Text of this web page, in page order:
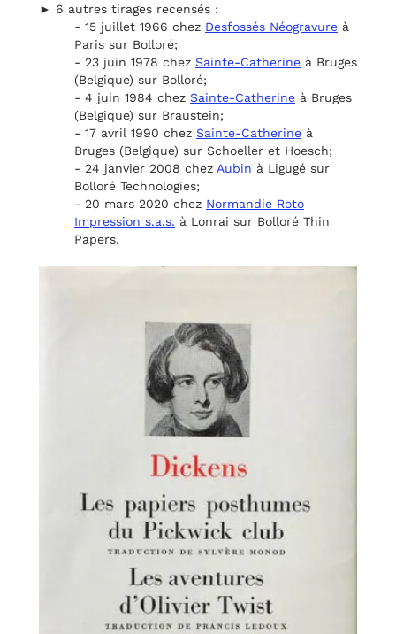
► 6 autres tirages recensés :
- 15 juillet 1966 chez Desfossés Néogravure à
Paris sur Bolloré;
- 23 juin 1978 chez Sainte-Catherine à Bruges
(Belgique) sur Bolloré;
- 4 juin 1984 chez Sainte-Catherine à Bruges
(Belgique) sur Braustein;
- 17 avril 1990 chez Sainte-Catherine à
Bruges (Belgique) sur Schoeller et Hoesch;
- 24 janvier 2008 chez Aubin à Ligugé sur
Bolloré Technologies;
- 20 mars 2020 chez Normandie Roto
Impression s.a.s. à Lonrai sur Bolloré Thin
Papers.